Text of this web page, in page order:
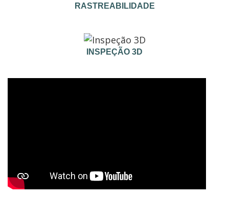
RASTREABILIDADE
INSPEÇÃO 3D